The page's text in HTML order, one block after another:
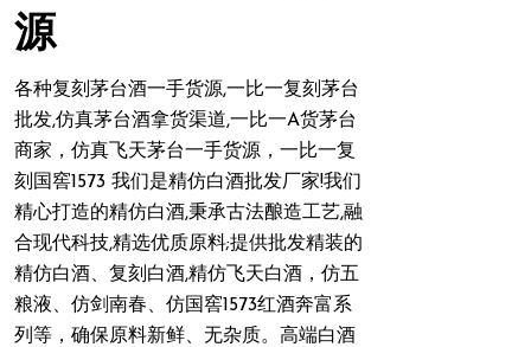
源
各种复刻茅台酒一手货源,一比一复刻茅台
批发,仿真茅台酒拿货渠道,一比一A货茅台
商家，仿真飞天茅台一手货源，一比一复
刻国窖1573 我们是精仿白酒批发厂家!我们
精心打造的精仿白酒,秉承古法酿造工艺,融
合现代科技,精选优质原料;提供批发精装的
精仿白酒、复刻白酒,精仿飞天白酒，仿五
粮液、仿剑南春、仿国窖1573红酒奔富系
列等，确保原料新鲜、无杂质。高端白酒